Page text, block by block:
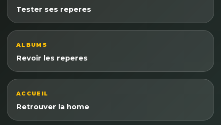
Tester ses reperes
ALBUMS
Revoir les reperes
ACCUEIL
Retrouver la home